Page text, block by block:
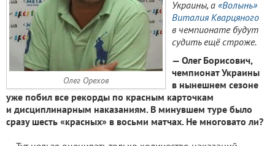
Олег Орехов
Украины, а «Волынь»
Виталия Кварцяного
в чемпионате будут
судить ещё строже.
— Олег Борисович,
чемпионат Украины
в нынешнем сезоне
уже побил все рекорды по красным карточкам
и дисциплинарным наказаниям. В минувшем туре было
сразу шесть «красных» в восьми матчах. Не многовато ли?